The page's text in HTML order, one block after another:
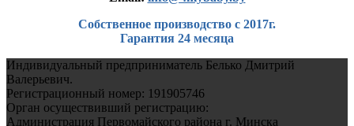
Собственное производство с 2017г.
Гарантия 24 месяца
Индивидуальный предприниматель Белько Дмитрий
Валерьевич.
Регистрационный номер: 191905746
Орган осуществивший регистрацию:
Администрация Первомайского района г. Минска